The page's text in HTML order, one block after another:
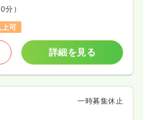
分）
可
詳細を見る
一時募集休止